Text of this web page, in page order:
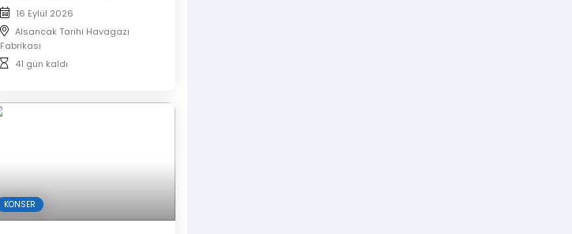
16 Eylül 2026
Alsancak Tarihi Havagazı
Fabrikası
41 gün kaldı
KONSER